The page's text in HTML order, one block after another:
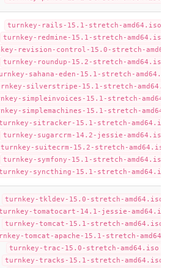
turnkey-rails-15.1-stretch-amd64.iso
turnkey-redmine-15.1-stretch-amd64.iso
revision-control-15.0-stretch-
turnkey-roundup-15.2-stretch-amd64.iso
sahana-eden-15.1-stretch-
silverstripe-15.1-stretch-
simpleinvoices-15.1-stretch-
simplemachines-15.1-stretch-
sitracker-15.1-stretch-amd64.iso
turnkey-sugarcrm-14.2-jessie-amd64.iso
turnkey-suitecrm-15.2-stretch-amd64.iso
turnkey-symfony-15.1-stretch-amd64.iso
syncthing-15.1-stretch-amd64.iso
turnkey-tkldev-15.0-stretch-amd64.iso
tomatocart-14.1-jessie-amd64.iso
turnkey-tomcat-15.1-stretch-amd64.iso
tomcat-apache-15.1-stretch-
turnkey-trac-15.0-stretch-amd64.iso
turnkey-tracks-15.1-stretch-amd64.iso